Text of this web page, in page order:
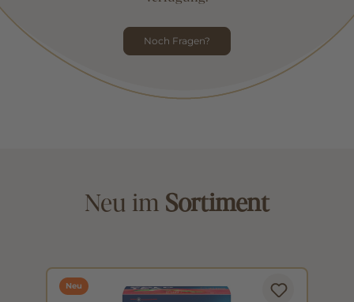
Noch Fragen?
Neu im Sortiment
Neu